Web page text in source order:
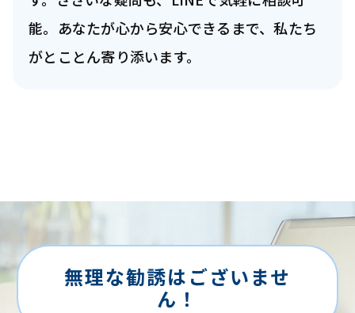
能。あなたが心から安心できるまで、私たち
がとことん寄り添います。
無理な勧誘はございませ
ん！